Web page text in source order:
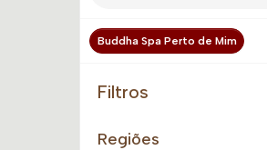
Buddha Spa Perto de Mim
Filtros
Regiões